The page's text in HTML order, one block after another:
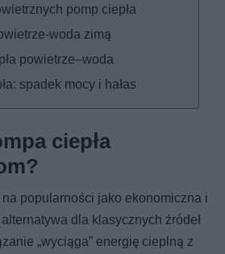
pomp ciepła
woda zimą
powietrze–woda
spadek mocy i hałas
ciepła
popularności jako ekonomiczna i
dla klasycznych źródeł
„wyciąga” energię cieplną z